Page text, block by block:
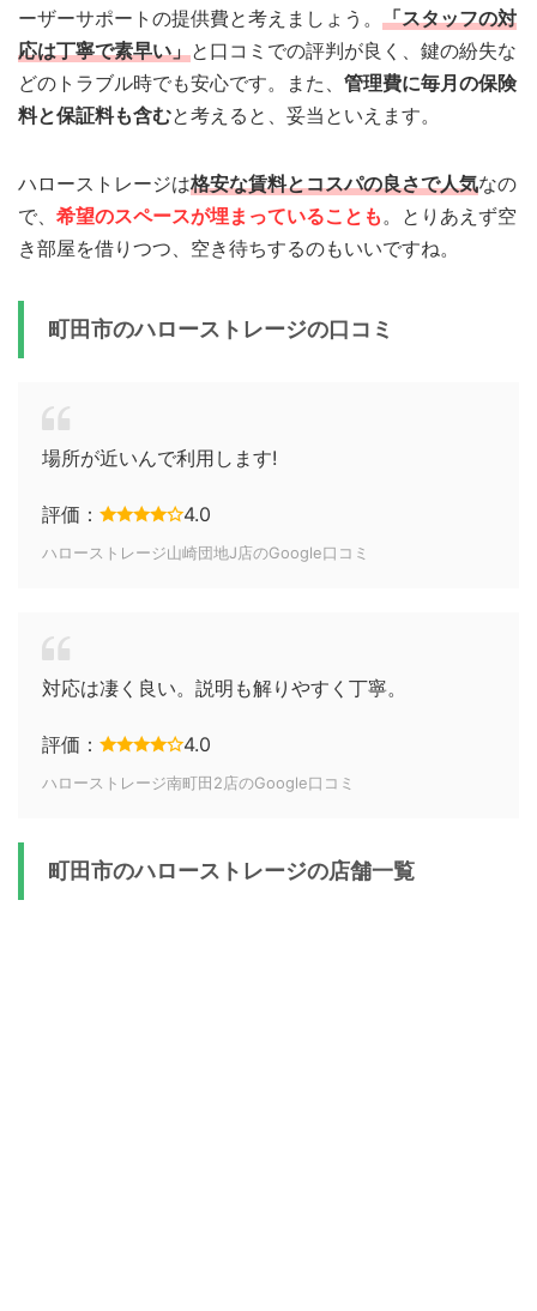
ーザーサポートの提供費と考えましょう。 「スタッフの対
応は丁寧で素早い」と口コミでの評判が良く、鍵の紛失な
どのトラブル時でも安心です。また、 管理費に毎月の保険
料と保証料も含むと考えると、妥当といえます。
ハローストレージは格安な賃料とコスパの良さで人気なの
で、 希望のスペースが埋まっていることも。とりあえず空
き部屋を借りつつ、空き待ちするのもいいですね。
町田市のハローストレージの口コミ
場所が近いんで利用します!
評価： 4.0
ハローストレージ山崎団地J店のGoogle口コミ
対応は凄く良い。説明も解りやすく丁寧。
評価： 4.0
ハローストレージ南町田2店のGoogle口コミ
町田市のハローストレージの店舗一覧